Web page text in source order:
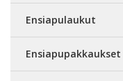
Ensiapulaukut
Ensiapupakkaukset